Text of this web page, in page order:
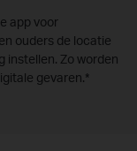
app voor
ouders de locatie
instellen. Zo worden
gevaren.*